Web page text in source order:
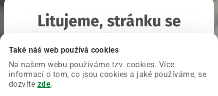
Také náš web používá cookies
Na našem webu používáme tzv. cookies. Více
informací o tom, co jsou cookies a jaké používáme, se
dozvíte zde.
Litujeme, stránku se
Chyba nastala na naší straně a už ji opravujeme.
Zkuste prosím znovu načíst požadovanou stránku.